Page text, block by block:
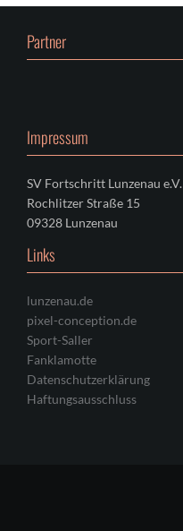
Partner
Impressum
SV Fortschritt Lunzenau e.V.
Rochlitzer Straße 15
09328 Lunzenau
Links
lunzenau.de
pixel-conception.de
Sport-Saller
Fanklamotte
Datenschutzerklärung
Haftungsausschluss